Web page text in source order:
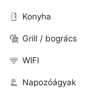
Konyha
Grill / bogrács
WIFI
Napozóágyak